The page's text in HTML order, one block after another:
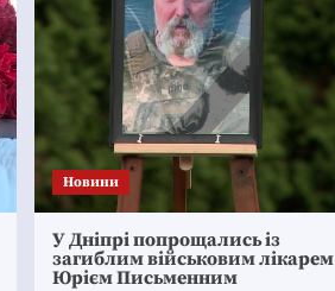
Новини
У Дніпрі попрощались із
загиблим військовим лікарем
Юрієм Письменним